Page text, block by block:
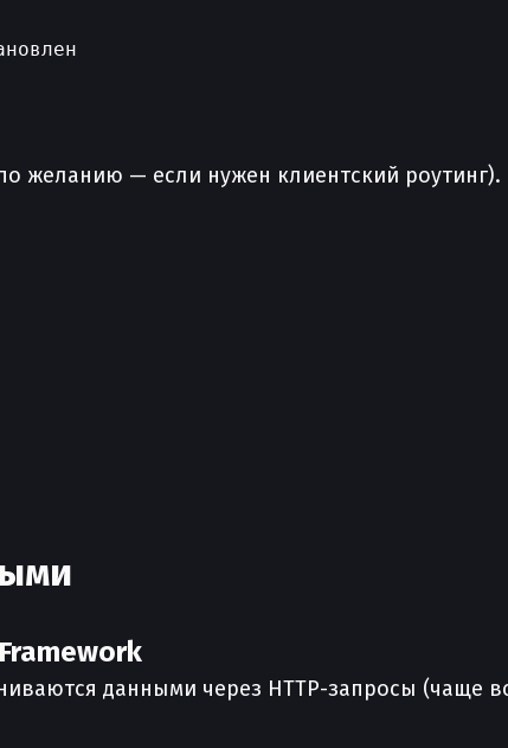
желанию — если нужен клиентский
данными через HTTP-запросы (чаще